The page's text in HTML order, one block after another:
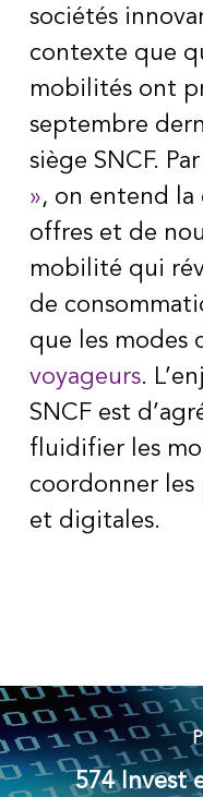
sociétés
contexte que
mobilités ont
septembre
siège SNCF. Par
», on entend
offres et de
mobilité qui
de
que les modes
voyageurs.
SNCF est
fluidifier les
coordonner
et digitales.
574 Invest